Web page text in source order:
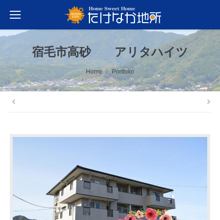
宿毛市高砂 アリタハイツ
You are here: Home Portfolio